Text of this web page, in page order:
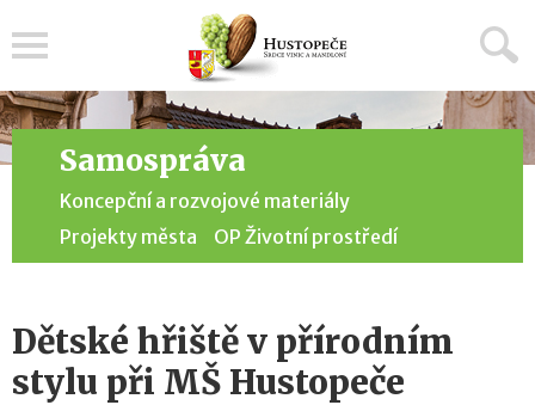
Samospráva
Koncepční a rozvojové materiály
Projekty města
OP Životní prostředí
Dětské hřiště v přírodním
stylu při MŠ Hustopeče